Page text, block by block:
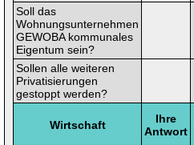
Soll das
Wohnungsunternehmen
GEWOBA kommunales
Eigentum sein?
Sollen alle weiteren
Privatisierungen
gestoppt werden?
Wirtschaft
Ihre
Antwort